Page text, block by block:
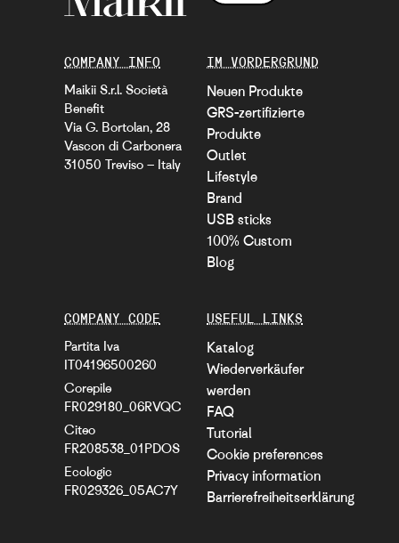
COMPANY INFO
Maikii S.r.l. Società
Benefit
Via G. Bortolan, 28
Vascon di Carbonera
31050 Treviso – Italy
IM VORDERGRUND
Neuen Produkte
GRS-zertifizierte
Produkte
Outlet
Lifestyle
Brand
USB sticks
100% Custom
Blog
USEFUL LINKS
Katalog
Wiederverkäufer
werden
FAQ
Tutorial
Cookie preferences
Privacy information
Barrierefreiheitserklärung
COMPANY CODE
Partita Iva
IT04196500260
Corepile
FR029180_06RVQC
Citeo
FR208538_01PDOS
Ecologic
FR029326_05AC7Y